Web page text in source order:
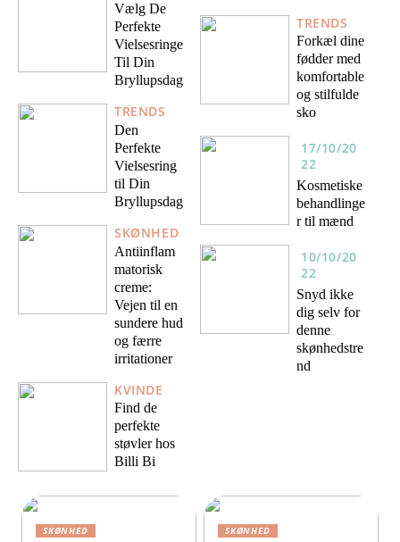
Vælg De
Perfekte
Vielsesringe
Til Din
Bryllupsdag
TRENDS
Den
Perfekte
Vielsesring
til Din
Bryllupsdag
SKØNHED
Antiinflam
matorisk
creme:
Vejen til en
sundere hud
og færre
irritationer
KVINDE
Find de
perfekte
støvler hos
Billi Bi
TRENDS
Forkæl dine
fødder med
komfortable
og stilfulde
sko
17/10/20
22
Kosmetiske
behandlinge
r til mænd
10/10/20
22
Snyd ikke
dig selv for
denne
skønhedstre
nd
SKØNHED SKØNHED